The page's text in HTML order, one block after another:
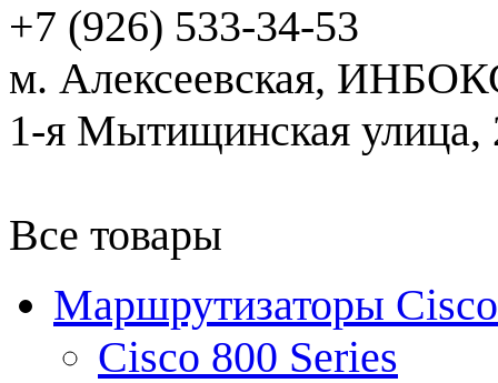
+7 (926) 533-34-53
м. Алексеевская,
1-я Мытищинская улица,
Все товары
Маршрутизаторы Cisco
Cisco 800 Series